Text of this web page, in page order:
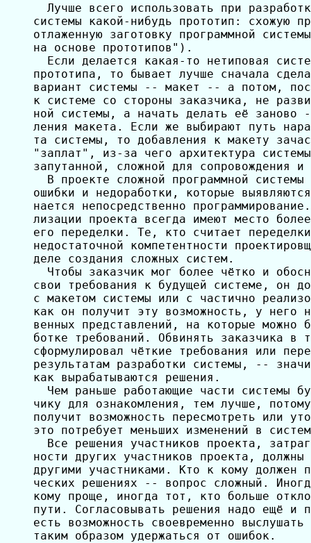
Лучше всего использовать при
системы какой-нибудь прототип: схожую
отлаженную заготовку программной
на основе прототипов").
Если делается какая-то нетиповая
прототипа, то бывает лучше сначала
вариант системы -- макет -- а потом,
к системе со стороны заказчика, не
ной системы, а начать делать её заново
ления макета. Если же выбирают путь
та системы, то добавления к макету
"заплат", из-за чего архитектура
запутанной, сложной для сопровождения и
В проекте сложной программной
ошибки и недоработки, которые
нается непосредственно
лизации проекта всегда имеют место
его переделки. Те, кто считает
недостаточной компетентности
деле создания сложных систем.
Чтобы заказчик мог более чётко и
свои требования к будущей системе, он
с макетом системы или с частично
как он получит эту возможность, у него
венных представлений, на которые можно
ботке требований. Обвинять заказчика в
сформулировал чёткие требования или
результатам разработки системы, --
как вырабатываются решения.
Чем раньше работающие части системы
чику для ознакомления, тем лучше,
получит возможность пересмотреть или
это потребует меньших изменений в
Все решения участников проекта,
ности других участников проекта, должны
другими участниками. Кто к кому должен
ческих решениях -- вопрос сложный.
кому проще, иногда тот, кто больше
пути. Согласовывать решения надо ещё и
есть возможность своевременно
таким образом удержаться от ошибок.